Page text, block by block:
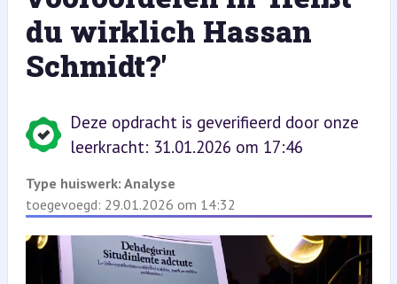
du wirklich Hassan
Schmidt?'
Deze opdracht is geverifieerd door onze
leerkracht: 31.01.2026 om 17:46
Type huiswerk: Analyse
toegevoegd: 29.01.2026 om 14:32